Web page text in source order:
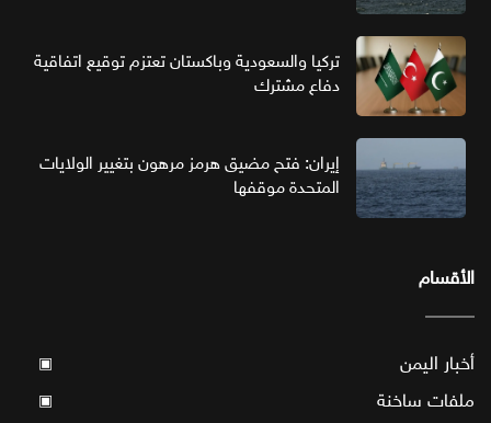
تركيا والسعودية وباكستان تعتزم توقيع اتفاقية
دفاع مشترك
إيران: فتح مضيق هرمز مرهون بتغيير الولايات
المتحدة موقفها
الأقسام
أخبار اليمن ▣
ملفات ساخنة ▣